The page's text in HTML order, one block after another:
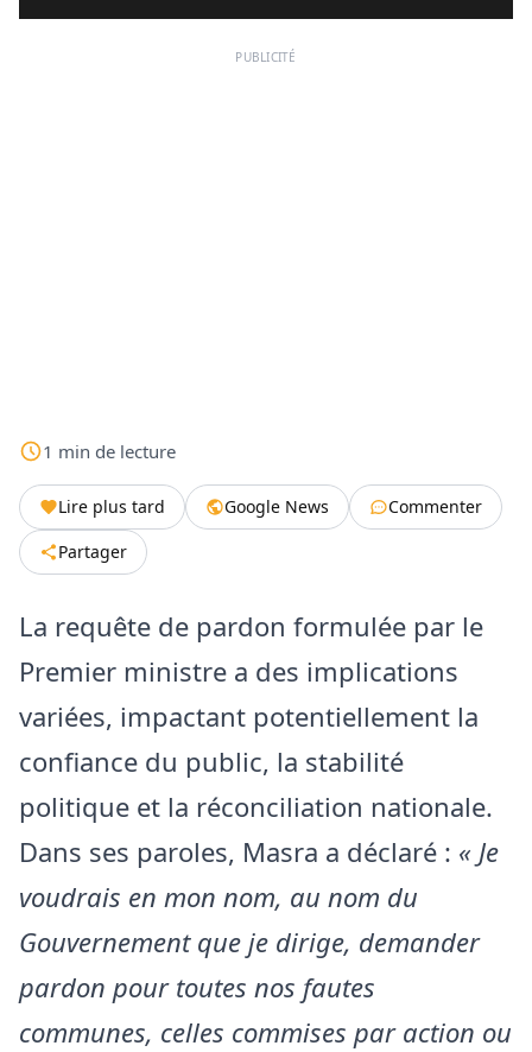
PUBLICITÉ
1 min de lecture
Lire plus tard Google News
Commenter
Partager
La requête de pardon formulée par le
Premier ministre a des implications
variées, impactant potentiellement la
confiance du public, la stabilité
politique et la réconciliation nationale.
Dans ses paroles, Masra a déclaré : « Je
voudrais en mon nom, au nom du
Gouvernement que je dirige, demander
pardon pour toutes nos fautes
communes, celles commises par action ou